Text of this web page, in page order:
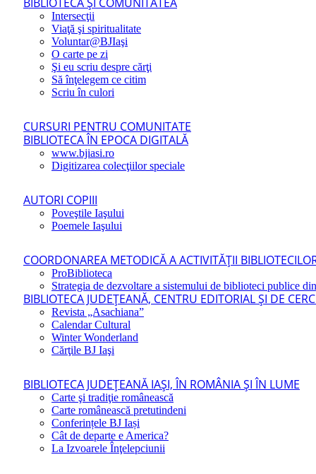
Intersecţii
Viaţă şi spiritualitate
Voluntar@BJIaşi
O carte pe zi
Şi eu scriu despre cărţi
Să înţelegem ce citim
Scriu în culori
CURSURI PENTRU COMUNITATE
BIBLIOTECA ÎN EPOCA DIGITALĂ
www.bjiasi.ro
Digitizarea colecţiilor speciale
AUTORI COPIII
Poveştile Iaşului
Poemele Iaşului
COORDONAREA METODICĂ A ACTIVITĂŢII
ProBiblioteca
Strategia de dezvoltare a sistemului de biblioteci publice
BIBLIOTECA JUDEŢEANĂ, CENTRU EDITORIAL ŞI DE
Revista „Asachiana”
Calendar Cultural
Winter Wonderland
Cărţile BJ Iaşi
BIBLIOTECA JUDEŢEANĂ IAŞI, ÎN ROMÂNIA ŞI ÎN LUME
Carte şi tradiţie românească
Carte românească pretutindeni
Conferințele BJ Iași
Cât de departe e America?
La Izvoarele Înţelepciunii